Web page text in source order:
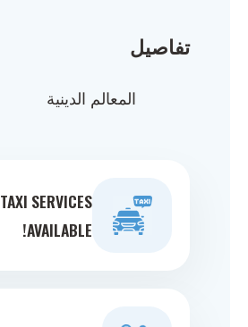
تفاصيل
المعالم الدينية
TAXI SERVICES
AVAILABLE!